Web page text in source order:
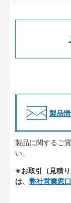
製品
製品に関するご
い。
※お取引（見積
は、 弊社営業窓口